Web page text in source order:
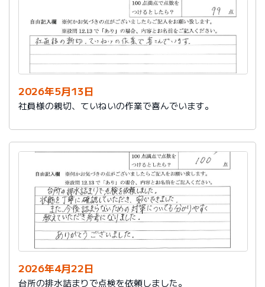
2026年5月13日
社員様の親切、ていねいの作業で喜んでいます。
2026年4月22日
台所の排水詰まりで点検を依頼しました。